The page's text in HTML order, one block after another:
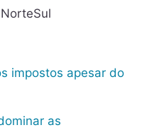
impostos apesar do
as